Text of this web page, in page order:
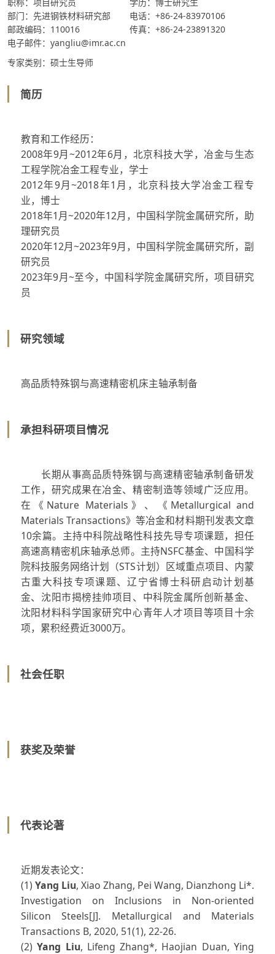
部门：先进钢铁材料研究部
电话：+86-24-83970106
邮政编码：110016
传真：+86-24-23891320
电子邮件：yangliu@imr.ac.cn
专家类别：硕士生导师
简历
教育和工作经历：
2008年9月~2012年6月，北京科技大学，冶金与生态
工程学院冶金工程专业，学士
2012年9月~2018年1月，北京科技大学冶金工程专
业，博士
2018年1月~2020年12月，中国科学院金属研究所，助
理研究员
2020年12月~2023年9月，中国科学院金属研究所，副
研究员
2023年9月~至今，中国科学院金属研究所，项目研究
员
研究领域
高品质特殊钢与高速精密机床主轴承制备
承担科研项目情况
长期从事高品质特殊钢与高速精密轴承制备研发
工作，研究成果在冶金、精密制造等领域广泛应用。
在《Nature Materials》、《Metallurgical and
Materials Transactions》等冶金和材料期刊发表文章
10余篇。主持中科院战略性科技先导专项课题，担任
高速高精密机床轴承总师。主持NSFC基金、中国科学
院科技服务网络计划（STS计划）区域重点项目、内蒙
古重大科技专项课题、辽宁省博士科研启动计划基
金、沈阳市揭榜挂帅项目、中科院金属所创新基金、
沈阳材料科学国家研究中心青年人才项目等项目十余
项，累积经费近3000万。
社会任职
获奖及荣誉
代表论著
近期发表论文：
(1) Yang Liu, Xiao Zhang, Pei Wang, Dianzhong Li*.
Investigation on Inclusions in Non-oriented
Silicon Steels[J]. Metallurgical and Materials
Transactions B, 2020, 51(1), 22-26.
(2)Yang Liu, Lifeng Zhang*, Haojian Duan, Ying